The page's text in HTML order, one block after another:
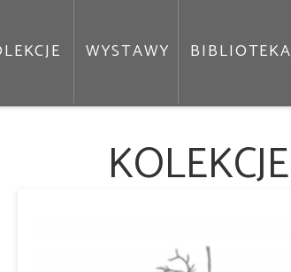
WYSTAWY BIBLIOTEKA
KOLEKCJE